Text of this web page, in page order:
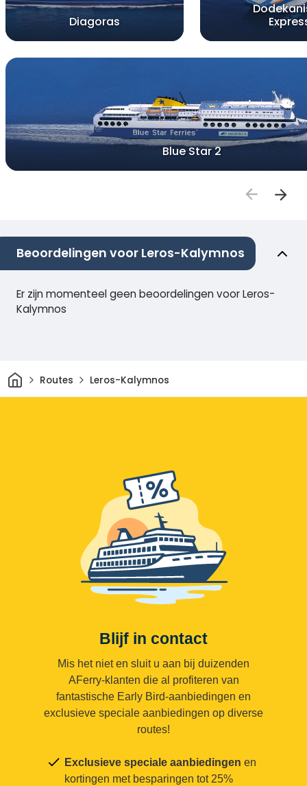
Diagoras
Blue Star 2
Beoordelingen voor Leros-Kalymnos
Er zijn momenteel geen beoordelingen voor Leros-
Kalymnos
ThuisRoutes Leros-Kalymnos
Blijf in contact
Mis het niet en sluit u aan bij duizenden
AFerry-klanten die al profiteren van
fantastische Early Bird-aanbiedingen en
exclusieve speciale aanbiedingen op diverse
routes!
Exclusieve speciale aanbiedingen en
kortingen met besparingen tot 25%